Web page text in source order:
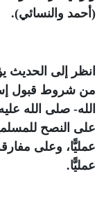
(أحمد والنسائي).
انظر إلى الحديث
من شروط قبول
الله- صلى الله
على النصح
عمليًّا، وعلى
عمليًّا.